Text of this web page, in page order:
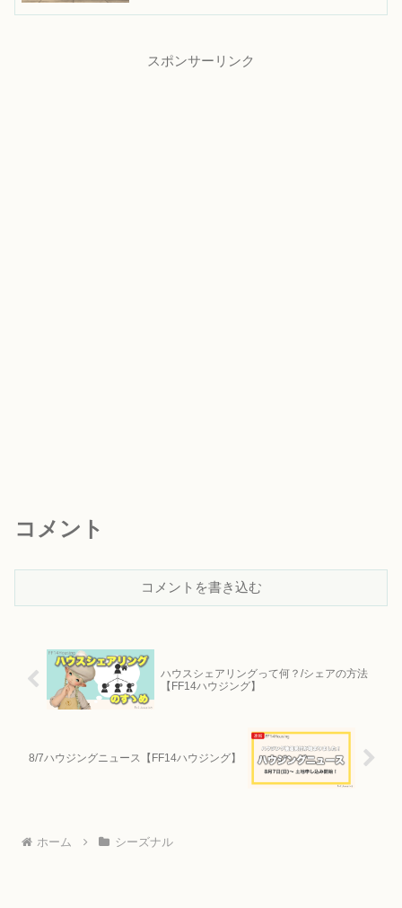
スポンサーリンク
コメント
コメントを書き込む
ハウスシェアリングって何？/シェアの方法
【FF14ハウジング】
8/7ハウジングニュース【FF14ハウジング】
ホーム シーズナル